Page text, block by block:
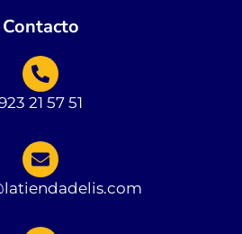
Contacto
21 57 51